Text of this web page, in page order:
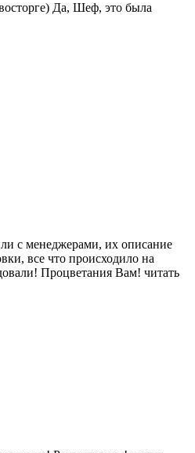
Да, Шеф, это была
с менеджерами, их описание
все что происходило на
Процветания Вам! читать